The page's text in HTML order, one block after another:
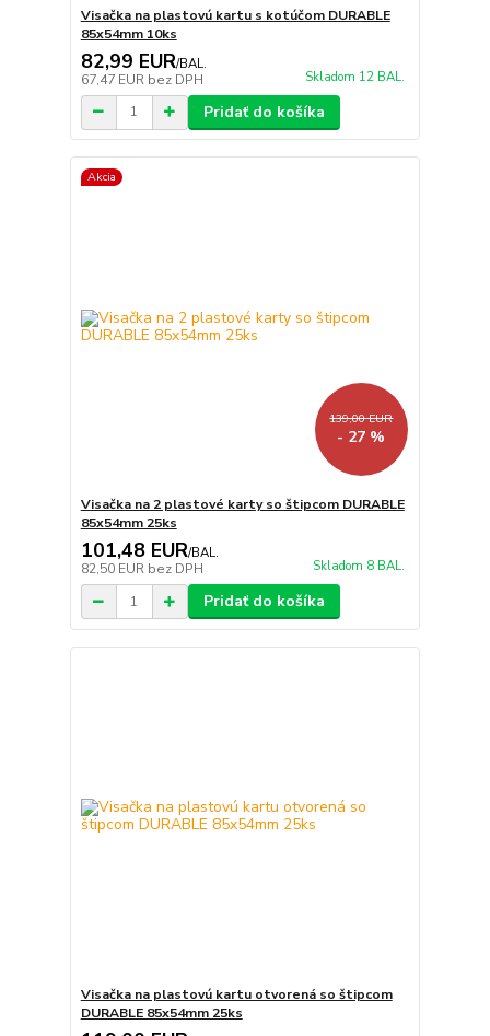
Visačka na plastovú kartu s kotúčom DURABLE
85x54mm 10ks
82,99 EUR/BAL.
67,47 EUR bez DPH Skladom 12 BAL.
Pridať do košíka
Akcia
139,00 EUR
- 27 %
Visačka na 2 plastové karty so štipcom DURABLE
85x54mm 25ks
101,48 EUR/BAL.
82,50 EUR bez DPH Skladom 8 BAL.
Pridať do košíka
Visačka na plastovú kartu otvorená so štipcom
DURABLE 85x54mm 25ks